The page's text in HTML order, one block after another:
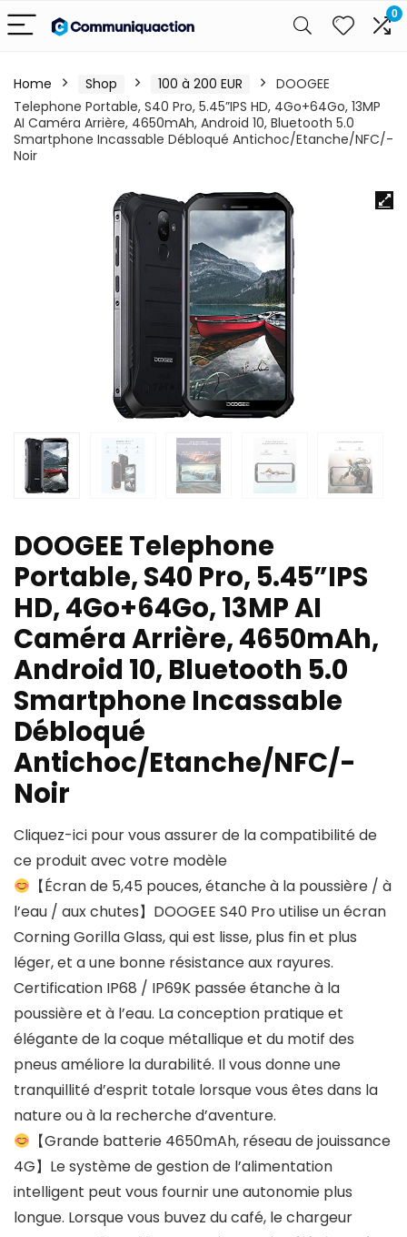
0
Home Shop 100 à 200 EUR
DOOGEE
Telephone Portable, S40 Pro, 5.45”IPS HD, 4Go+64Go, 13MP
AI Caméra Arrière, 4650mAh, Android 10, Bluetooth 5.0
Smartphone Incassable Débloqué Antichoc/Etanche/NFC/-
Noir
DOOGEE Telephone
Portable, S40 Pro, 5.45”IPS
HD, 4Go+64Go, 13MP AI
Caméra Arrière, 4650mAh,
Android 10, Bluetooth 5.0
Smartphone Incassable
Débloqué
Antichoc/Etanche/NFC/-
Noir
Cliquez-ici pour vous assurer de la compatibilité de
ce produit avec votre modèle
【Écran de 5,45 pouces, étanche à la poussière / à
l’eau / aux chutes】DOOGEE S40 Pro utilise un écran
Corning Gorilla Glass, qui est lisse, plus fin et plus
léger, et a une bonne résistance aux rayures.
Certification IP68 / IP69K passée étanche à la
poussière et à l’eau. La conception pratique et
élégante de la coque métallique et du motif des
pneus améliore la durabilité. Il vous donne une
tranquillité d’esprit totale lorsque vous êtes dans la
nature ou à la recherche d’aventure.
【Grande batterie 4650mAh, réseau de jouissance
4G】Le système de gestion de l’alimentation
intelligent peut vous fournir une autonomie plus
longue. Lorsque vous buvez du café, le chargeur